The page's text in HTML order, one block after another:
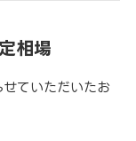
相場
ていただいたお